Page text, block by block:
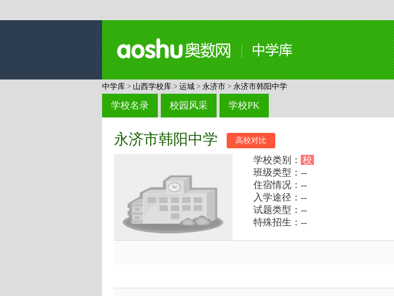
中学库 > 山西学校库 > 运城 > 永济市 > 永济市韩阳中学
学校名录 校园风采 学校PK
永济市韩阳中学 高校对比
学校类别： 校
班级类型：--
住宿情况：--
入学途径：--
试题类型：--
特殊招生：--